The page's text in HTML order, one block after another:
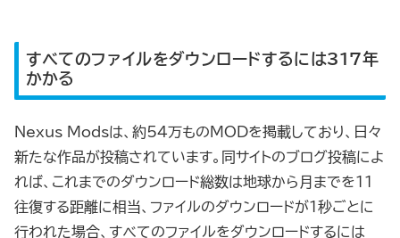
すべてのファイルをダウンロードするには317年
かかる
Nexus Modsは、約54万ものMODを掲載しており、日々
新たな作品が投稿されています。同サイトのブログ投稿によ
れば、これまでのダウンロード総数は地球から月までを11
往復する距離に相当、ファイルのダウンロードが1秒ごとに
行われた場合、すべてのファイルをダウンロードするには